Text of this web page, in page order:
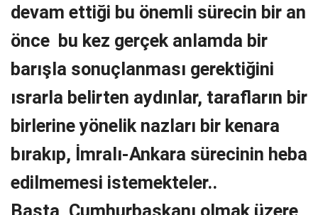
devam ettiği bu önemli sürecin bir an
önce bu kez gerçek anlamda bir
barışla sonuçlanması gerektiğini
ısrarla belirten aydınlar, tarafların bir
birlerine yönelik nazları bir kenara
bırakıp, İmralı-Ankara sürecinin heba
edilmemesi istemekteler..
Başta, Cumhurbaşkanı olmak üzere